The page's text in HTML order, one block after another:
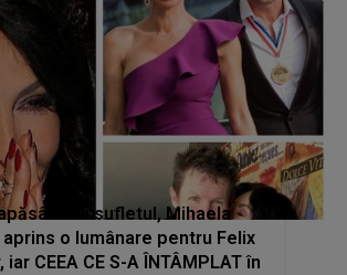
i sufletul, Mihaela
aprins o lumânare pentru Felix
CEEA CE S-A ÎNTÂMPLAT în